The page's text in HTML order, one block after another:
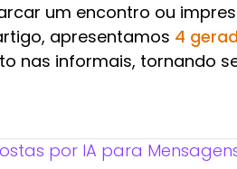
um encontro ou
apresentamos 4
nas informais, tornando
por IA para